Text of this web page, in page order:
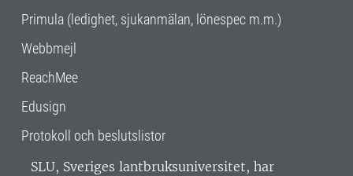
Primula (ledighet, sjukanmälan, lönespec m.m.)
Webbmejl
ReachMee
Edusign
Protokoll och beslutslistor
SLU, Sveriges lantbruksuniversitet, har